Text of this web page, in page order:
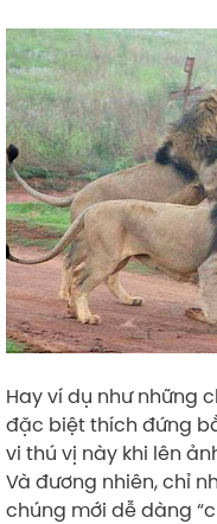
Hay ví dụ như những
đặc biệt thích đứng
vi thú vị này khi lên
Và đương nhiên, chỉ
chúng mới dễ dàng